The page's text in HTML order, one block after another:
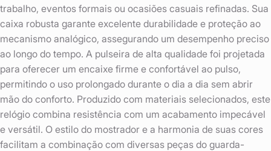
trabalho, eventos formais ou ocasiões casuais refinadas. Sua
caixa robusta garante excelente durabilidade e proteção ao
mecanismo analógico, assegurando um desempenho preciso
ao longo do tempo. A pulseira de alta qualidade foi projetada
para oferecer um encaixe firme e confortável ao pulso,
permitindo o uso prolongado durante o dia a dia sem abrir
mão do conforto. Produzido com materiais selecionados, este
relógio combina resistência com um acabamento impecável
e versátil. O estilo do mostrador e a harmonia de suas cores
facilitam a combinação com diversas peças do guarda-